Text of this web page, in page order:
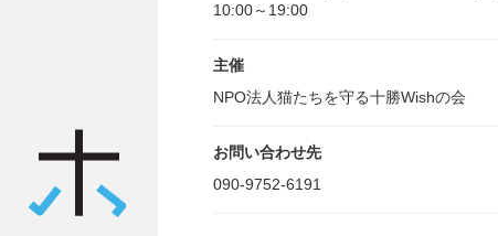
10:00～19:00
主催
NPO法人猫たちを守る十勝Wishの会
お問い合わせ先
090-9752-6191